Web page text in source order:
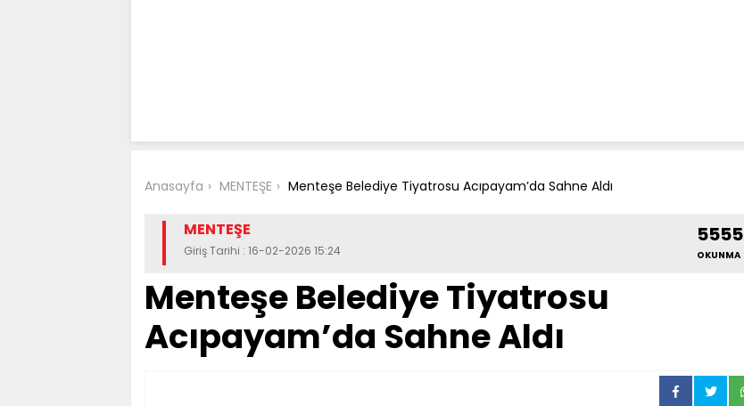
Anasayfa MENTEŞE Menteşe Belediye Tiyatrosu Acıpayam’da Sahne Aldı
MENTEŞE
Giriş Tarihi : 16-02-2026 15:24
5555
OKUNMA
Menteşe Belediye Tiyatrosu
Acıpayam’da Sahne Aldı